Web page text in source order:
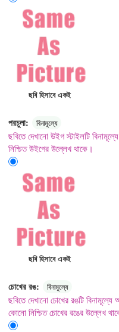
ছবি হিসাবে একই
পরচুলা: বিনামূল্যে
ছবিতে দেখানো উইগ স্টাইলটি
নিশ্চিত উইগের উল্লেখ থাকে।
ছবি হিসাবে একই
চোখের রঙ: বিনামূল্যে
ছবিতে দেখানো চোখের রঙটি
কোনো নিশ্চিত চোখের রঙের উল্লেখ